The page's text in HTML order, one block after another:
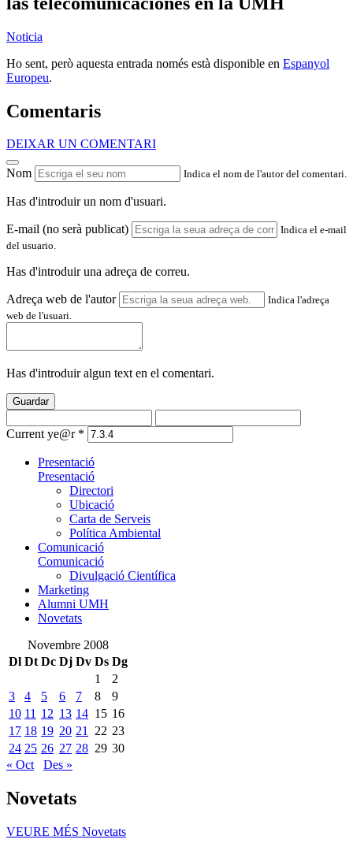
Noticia
Ho sent, però aquesta entrada només està disponible en Espanyol
Europeu.
Comentaris
DEIXAR UN COMENTARI
Nom Indica el nom de l'autor del comentari.
Has d'introduir un nom d'usuari.
E-mail (no serà publicat)
Indica el e-mail
del usuario.
Has d'introduir una adreça de correu.
Adreça web de l'autor
Indica l'adreça
web de l'usuari.
Has d'introduir algun text en el comentari.
Guardar
Current ye@r *
Presentació
Presentació
Directori
Ubicació
Carta de Serveis
Política Ambiental
Comunicació
Comunicació
Divulgació Científica
Marketing
Alumni UMH
Novetats
Novembre 2008
Dl Dt Dc Dj Dv Ds Dg
1
2
3
4 5 6 7 8
9
10 11 12 13 14 15 16
17 18 19 20 21 22 23
24 25 26 27 28 29 30
« Oct
Des »
Novetats
VEURE MÉS Novetats